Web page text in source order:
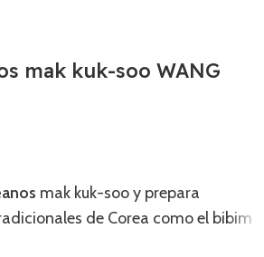
mak kuk-soo WANG
mak kuk-soo y prepara
de Corea como el bibim